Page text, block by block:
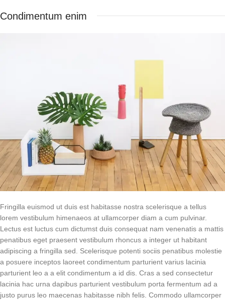
Condimentum enim
Fringilla euismod ut duis est habitasse nostra scelerisque a tellus
lorem vestibulum himenaeos at ullamcorper diam a cum pulvinar.
Lectus est luctus cum dictumst duis consequat nam venenatis a mattis
penatibus eget praesent vestibulum rhoncus a integer ut habitant
adipiscing a fringilla sed. Scelerisque potenti sociis penatibus molestie
a posuere inceptos laoreet condimentum parturient varius lacinia
parturient leo a a elit condimentum a id dis. Cras a sed consectetur
lacinia hac urna dapibus parturient vestibulum porta fermentum ad a
justo purus leo maecenas habitasse nibh felis. Commodo ullamcorper